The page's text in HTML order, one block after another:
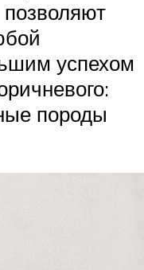
позволяют
успехом
породы